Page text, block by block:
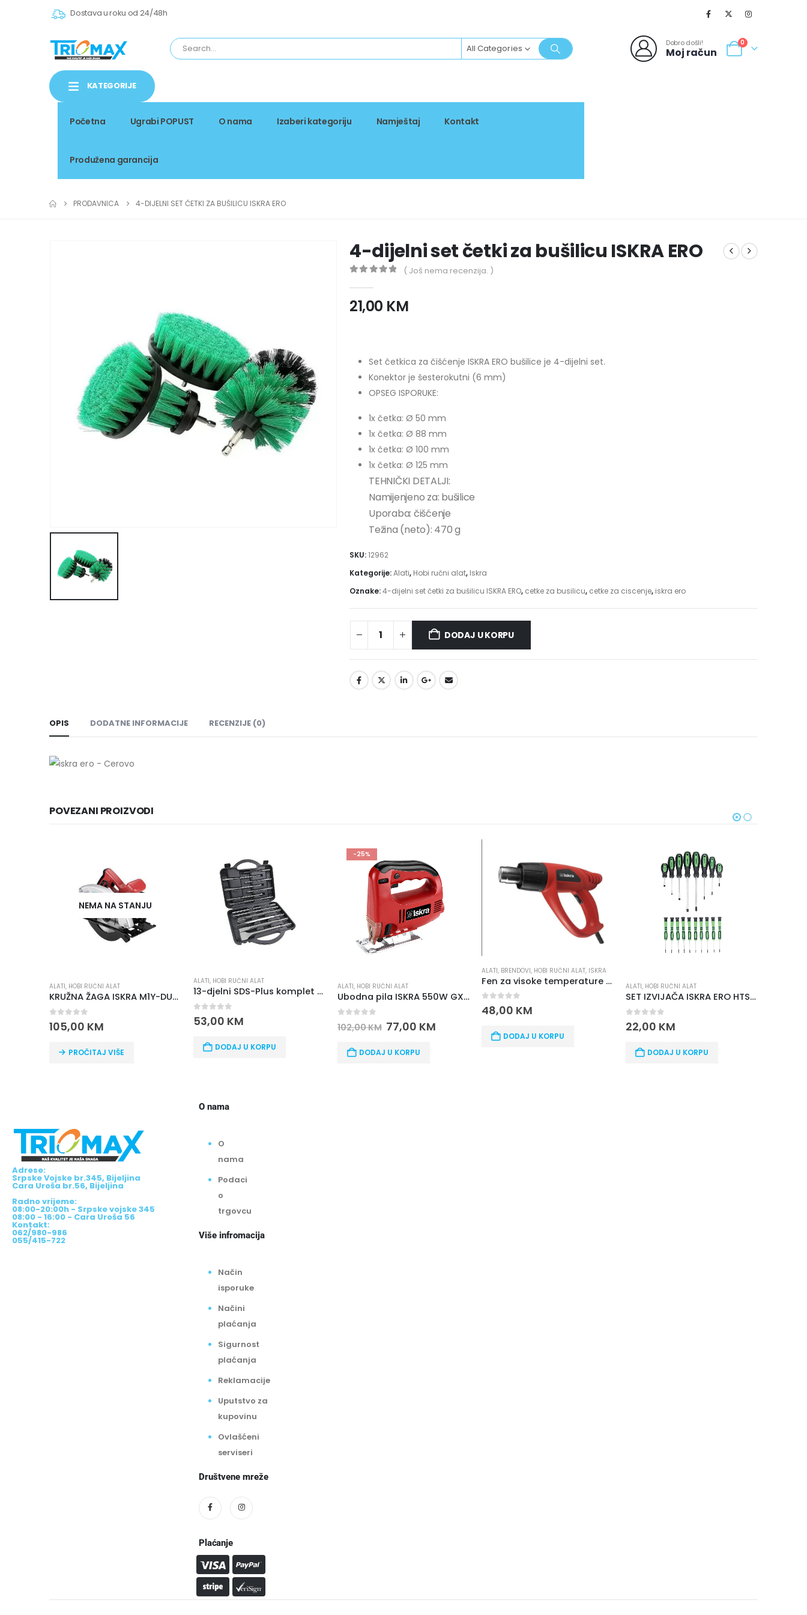
Dostava u roku od 24/48h
All Categories Dobro došli!
Moj račun
0
KATEGORIJE
Početna Ugrabi POPUST O nama Izaberi kategoriju Namještaj Kontakt
Produžena garancija
PRODAVNICA 4-DIJELNI SET ČETKI ZA BUŠILICU ISKRA ERO
4-dijelni set četki za bušilicu ISKRA ERO
( Još nema recenzija. )
21,00 KM
Set četkica za čišćenje ISKRA ERO bušilice je 4-dijelni set.
Konektor je šesterokutni (6 mm)
OPSEG ISPORUKE:
1x četka: Ø 50 mm
1x četka: Ø 88 mm
1x četka: Ø 100 mm
1x četka: Ø 125 mm
TEHNIČKI DETALJI:
Namijenjeno za: bušilice
Uporaba: čišćenje
Težina (neto): 470 g
SKU:12962
Kategorije:Alati, Hobi ručni alat, Iskra
Oznake:4-dijelni set četki za bušilicu ISKRA ERO, cetke za busilicu, cetke za ciscenje, iskra ero
DODAJ U KORPU
OPIS DODATNE INFORMACIJE RECENZIJE (0)
POVEZANI PROIZVODI
NEMA NA STANJU
ALATI, HOBI RUČNI ALAT
KRUŽNA ŽAGA ISKRA M1Y-DU29-185-1200
out of 5
105,00 KM
PROČITAJ VIŠE
ALATI, HOBI RUČNI ALAT
13-djelni SDS-Plus komplet borera i dlijeta Iskra ERO FST013
out of 5
53,00 KM
DODAJ U KORPU
-25%
ALATI, HOBI RUČNI ALAT
Ubodna pila ISKRA 550W GX-JS004A
102,00KM 77,00 KM
DODAJ U KORPU
ALATI, BRENDOVI, HOBI RUČNI ALAT, ISKRA
Fen za visoke temperature ISKRA HG2000
out of 5
48,00 KM
DODAJ U KORPU
ALATI, HOBI RUČNI ALAT
SET IZVIJAČA ISKRA ERO HTS 18
out of 5
22,00 KM
DODAJ U KORPU
Adrese:
Srpske Vojske br.345, Bijeljina
Cara Uroša br.56, Bijeljina
Radno vrijeme:
08:00-20:00h - Srpske vojske 345
08:00 - 16:00 - Cara Uroša 56
Kontakt:
062/980-986
055/415-722
O nama
O
nama
Podaci
o
trgovcu
Više infromacija
Način
isporuke
Načini
plaćanja
Sigurnost
plaćanja
Reklamacije
Uputstvo za
kupovinu
Ovlašćeni
serviseri
Društvene mreže
Plaćanje